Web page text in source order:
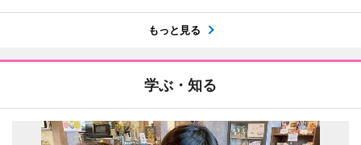
もっと見る
学ぶ・知る